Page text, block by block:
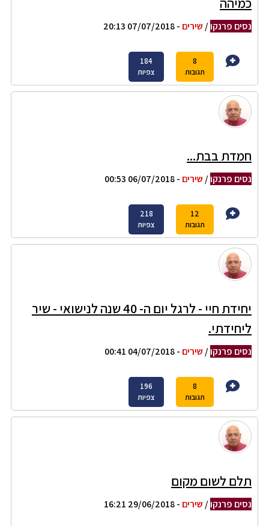
נסים פרנקו/ שירים - 07/07/2018 20:13
8
תגובות
184
צפיות
חמדת בבת...
נסים פרנקו/ שירים - 06/07/2018 00:53
12
תגובות
218
צפיות
יחידת חיי - לרגל יום ה- 40 שנה לנישואי - שיר
ליחידתי.
נסים פרנקו/ שירים - 04/07/2018 00:41
8
תגובות
196
צפיות
תלם לשום מקום
נסים פרנקו/ שירים - 29/06/2018 16:21